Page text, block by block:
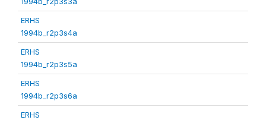
ERHS
1994b_r2p3s4a
ERHS
1994b_r2p3s5a
ERHS
1994b_r2p3s6a
ERHS